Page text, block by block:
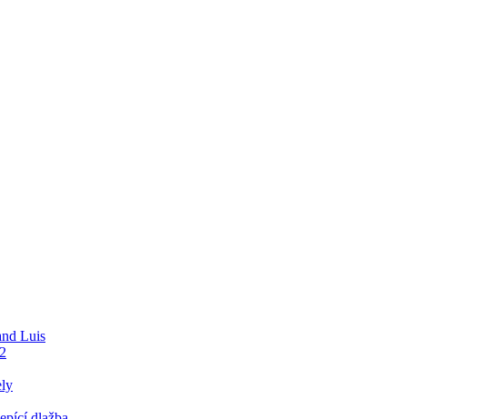
Luis